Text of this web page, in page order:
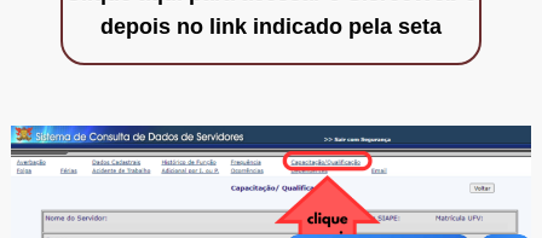
depois no link indicado pela seta